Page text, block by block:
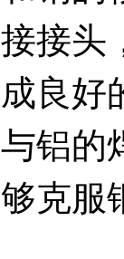
接头
良好
铝
克